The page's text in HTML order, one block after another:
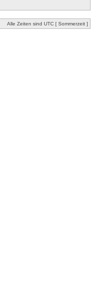
Alle Zeiten sind UTC [ Sommerzeit ]